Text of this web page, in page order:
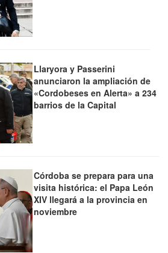
Llaryora y Passerini
anunciaron la ampliación de
«Cordobeses en Alerta» a 234
barrios de la Capital
Córdoba se prepara para una
visita histórica: el Papa León
XIV llegará a la provincia en
noviembre